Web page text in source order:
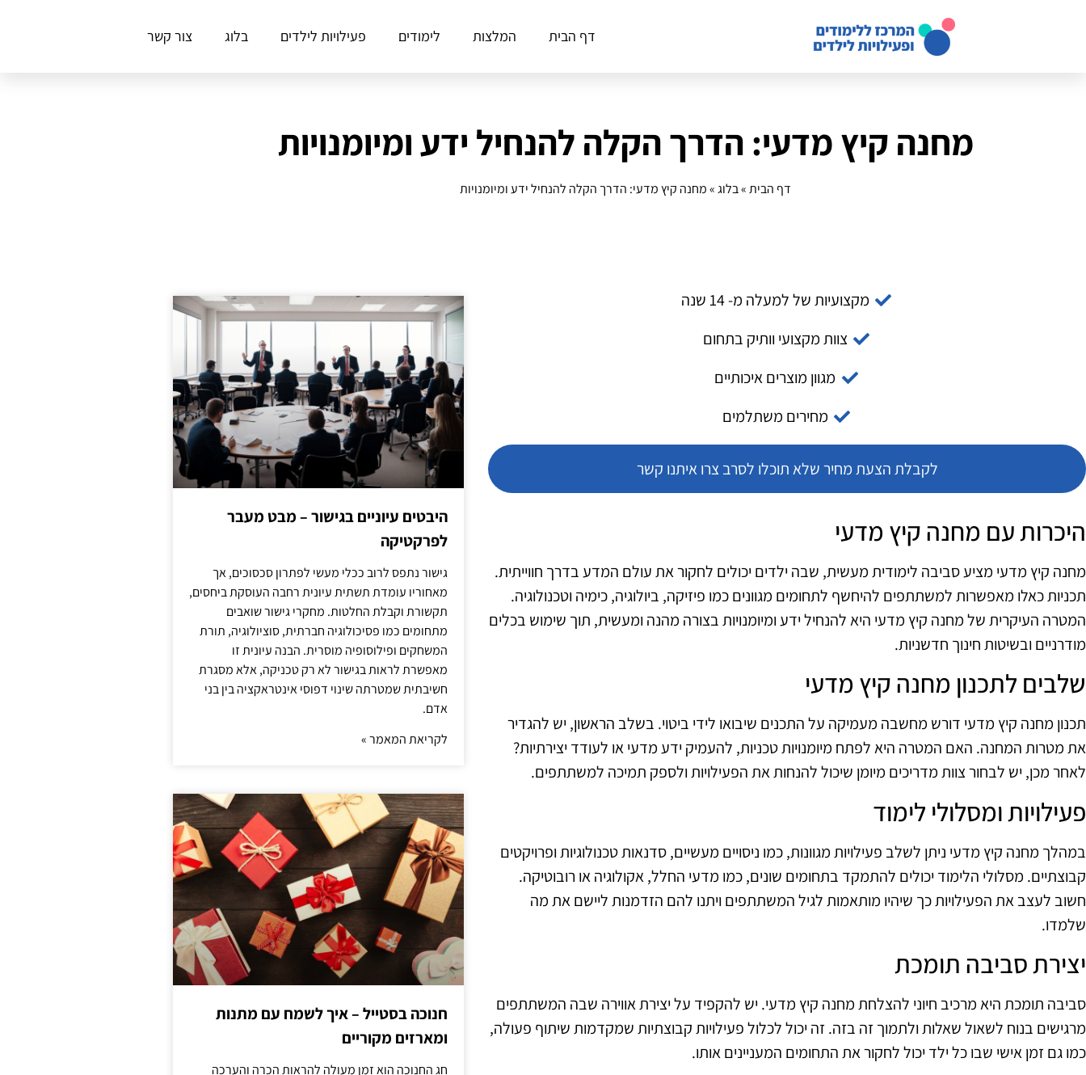
דף הבית המלצות לימודים פעילויות לילדים בלוג צור קשר
מחנה קיץ מדעי: הדרך הקלה להנחיל ידע ומיומנויות
דף הבית»בלוג»מחנה קיץ מדעי: הדרך הקלה להנחיל ידע ומיומנויות
מקצועיות של למעלה מ- 14 שנה
צוות מקצועי וותיק בתחום
מגוון מוצרים איכותיים
מחירים משתלמים
לקבלת הצעת מחיר שלא תוכלו לסרב צרו איתנו קשר
היכרות עם מחנה קיץ מדעי
מחנה קיץ מדעי מציע סביבה לימודית מעשית, שבה ילדים יכולים לחקור את עולם המדע בדרך חווייתית.
תכניות כאלו מאפשרות למשתתפים להיחשף לתחומים מגוונים כמו פיזיקה, ביולוגיה, כימיה וטכנולוגיה.
המטרה העיקרית של מחנה קיץ מדעי היא להנחיל ידע ומיומנויות בצורה מהנה ומעשית, תוך שימוש בכלים
מודרניים ובשיטות חינוך חדשניות.
שלבים לתכנון מחנה קיץ מדעי
תכנון מחנה קיץ מדעי דורש מחשבה מעמיקה על התכנים שיבואו לידי ביטוי. בשלב הראשון, יש להגדיר
את מטרות המחנה. האם המטרה היא לפתח מיומנויות טכניות, להעמיק ידע מדעי או לעודד יצירתיות?
לאחר מכן, יש לבחור צוות מדריכים מיומן שיכול להנחות את הפעילויות ולספק תמיכה למשתתפים.
פעילויות ומסלולי לימוד
במהלך מחנה קיץ מדעי ניתן לשלב פעילויות מגוונות, כמו ניסויים מעשיים, סדנאות טכנולוגיות ופרויקטים
קבוצתיים. מסלולי הלימוד יכולים להתמקד בתחומים שונים, כמו מדעי החלל, אקולוגיה או רובוטיקה.
חשוב לעצב את הפעילויות כך שיהיו מותאמות לגיל המשתתפים ויתנו להם הזדמנות ליישם את מה
שלמדו.
יצירת סביבה תומכת
סביבה תומכת היא מרכיב חיוני להצלחת מחנה קיץ מדעי. יש להקפיד על יצירת אווירה שבה המשתתפים
מרגישים בנוח לשאול שאלות ולתמוך זה בזה. זה יכול לכלול פעילויות קבוצתיות שמקדמות שיתוף פעולה,
כמו גם זמן אישי שבו כל ילד יכול לחקור את התחומים המעניינים אותו.
היבטים עיוניים בגישור – מבט מעבר
לפרקטיקה
גישור נתפס לרוב ככלי מעשי לפתרון סכסוכים, אך
מאחוריו עומדת תשתית עיונית רחבה העוסקת ביחסים,
תקשורת וקבלת החלטות. מחקרי גישור שואבים
מתחומים כמו פסיכולוגיה חברתית, סוציולוגיה, תורת
המשחקים ופילוסופיה מוסרית. הבנה עיונית זו
מאפשרת לראות בגישור לא רק טכניקה, אלא מסגרת
חשיבתית שמטרתה שינוי דפוסי אינטראקציה בין בני
אדם.
לקריאת המאמר »
חנוכה בסטייל – איך לשמח עם מתנות
ומארזים מקוריים
חג החנוכה הוא זמן מעולה להראות הכרה והערכה